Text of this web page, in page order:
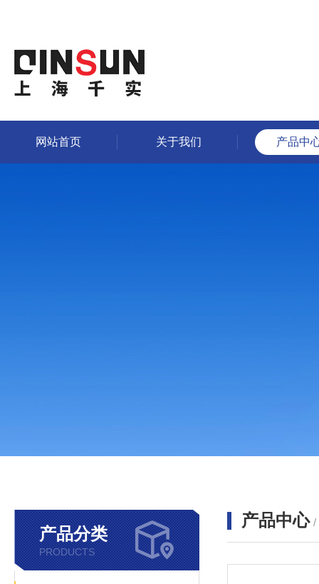
网站首页 关于我们 产品中
产品分类
PRODUCTS
产品中心 /